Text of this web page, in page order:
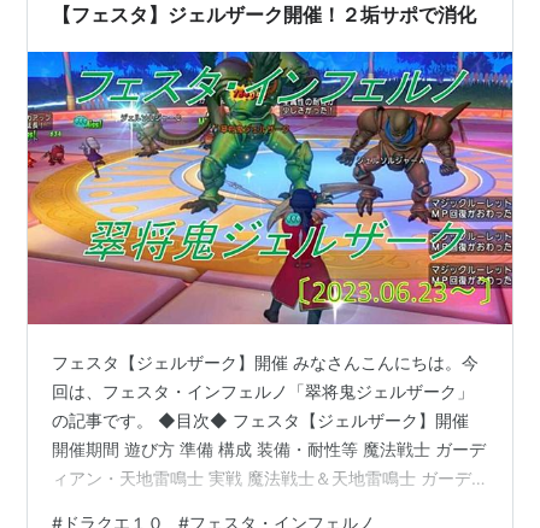
【フェスタ】ジェルザーク開催！２垢サポで消化
フェスタ【ジェルザーク】開催 みなさんこんにちは。今
回は、フェスタ・インフェルノ「翠将鬼ジェルザーク」
の記事です。 ◆目次◆ フェスタ【ジェルザーク】開催
開催期間 遊び方 準備 構成 装備・耐性等 魔法戦士 ガーデ
ィアン・天地雷鳴士 実戦 魔法戦士＆天地雷鳴士 ガーデ
# ドラクエ１０ #フェスタ・インフェルノ